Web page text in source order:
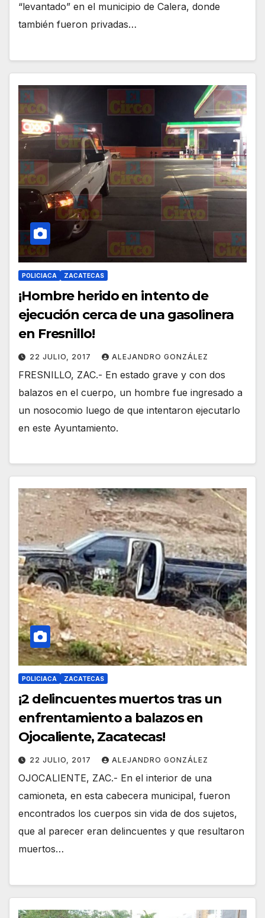
“levantado” en el municipio de Calera, donde
también fueron privadas…
POLICIACA ZACATECAS
¡Hombre herido en intento de
ejecución cerca de una gasolinera
en Fresnillo!
22 JULIO, 2017 ALEJANDRO GONZÁLEZ
FRESNILLO, ZAC.- En estado grave y con dos
balazos en el cuerpo, un hombre fue ingresado a
un nosocomio luego de que intentaron ejecutarlo
en este Ayuntamiento.
POLICIACA ZACATECAS
¡2 delincuentes muertos tras un
enfrentamiento a balazos en
Ojocaliente, Zacatecas!
22 JULIO, 2017 ALEJANDRO GONZÁLEZ
OJOCALIENTE, ZAC.- En el interior de una
camioneta, en esta cabecera municipal, fueron
encontrados los cuerpos sin vida de dos sujetos,
que al parecer eran delincuentes y que resultaron
muertos…